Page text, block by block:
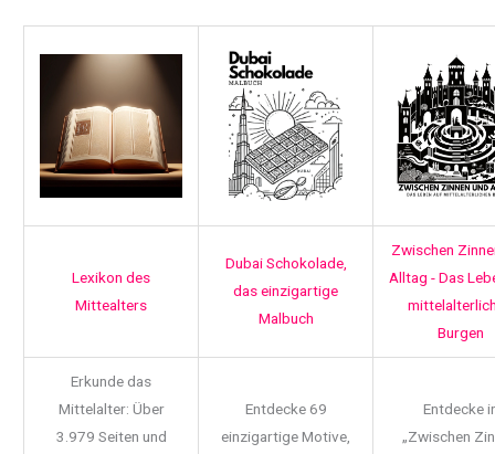
Lexikon des
Mittealters
Dubai Schokolade,
das einzigartige
Malbuch
Zwischen
Alltag - Das
Burgen
Erkunde das
Mittelalter: Über
3.979 Seiten und
Entdecke 69
einzigartige Motive,
Entdecke
„Zwischen